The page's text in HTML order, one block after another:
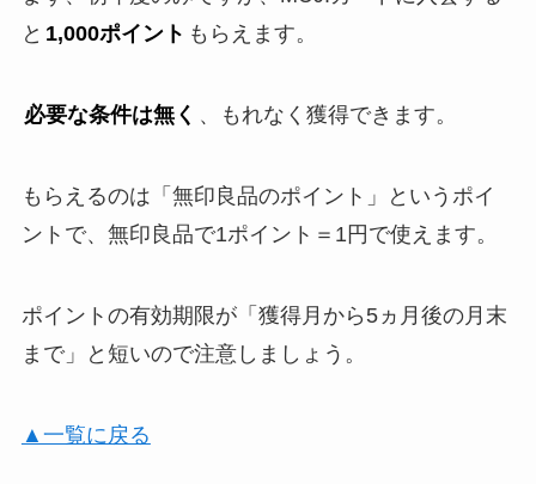
と 1,000ポイント もらえます。
必要な条件は無く 、もれなく獲得できます。
もらえるのは「無印良品のポイント」というポイ
ントで、無印良品で1ポイント＝1円で使えます。
ポイントの有効期限が「獲得月から5ヵ月後の月末
まで」と短いので注意しましょう。
▲一覧に戻る